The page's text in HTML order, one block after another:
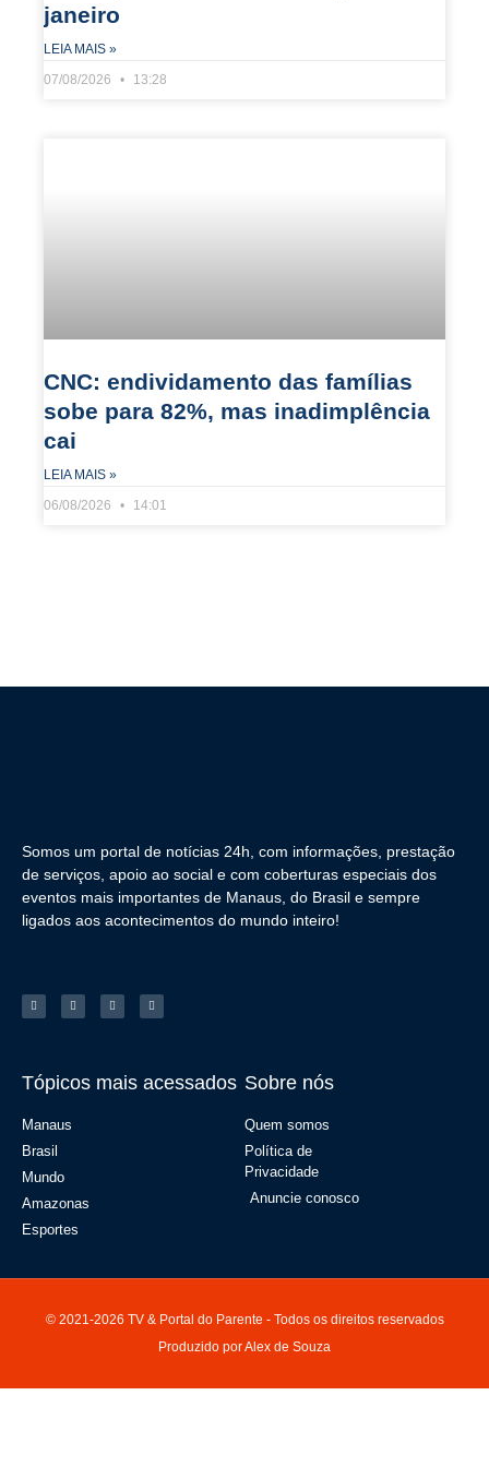
janeiro
LEIA MAIS »
07/08/2026
13:28
CNC: endividamento das famílias
sobe para 82%, mas inadimplência
cai
LEIA MAIS »
06/08/2026
14:01
Somos um portal de notícias 24h, com informações, prestação
de serviços, apoio ao social e com coberturas especiais dos
eventos mais importantes de Manaus, do Brasil e sempre
ligados aos acontecimentos do mundo inteiro!
Tópicos mais acessados
Manaus
Brasil
Mundo
Amazonas
Esportes
Sobre nós
Quem somos
Política de
Privacidade
Anuncie conosco
© 2021-2026 TV & Portal do Parente - Todos os direitos reservados
Produzido por Alex de Souza